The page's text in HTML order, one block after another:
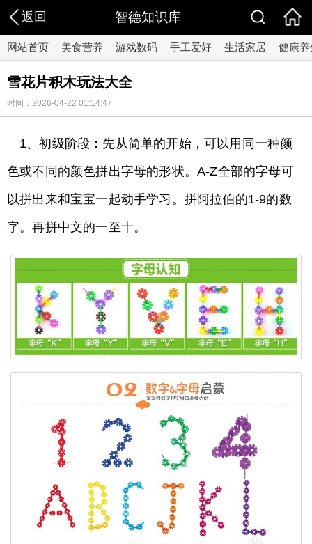
返回 智德知识库
网站首页 美食营养 游戏数码 手工爱好 生活家居 健康养
雪花片积木玩法大全
时间：2026-04-22 01:14:47
1、初级阶段：先从简单的开始，可以用同一种颜
色或不同的颜色拼出字母的形状。A-Z全部的字母可
以拼出来和宝宝一起动手学习。拼阿拉伯的1-9的数
字。再拼中文的一至十。